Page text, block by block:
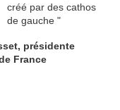
présidente
France